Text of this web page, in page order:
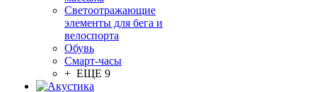
Светоотражающие
элементы для бега и
велоспорта
Обувь
Смарт-часы
+ ЕЩЕ 9